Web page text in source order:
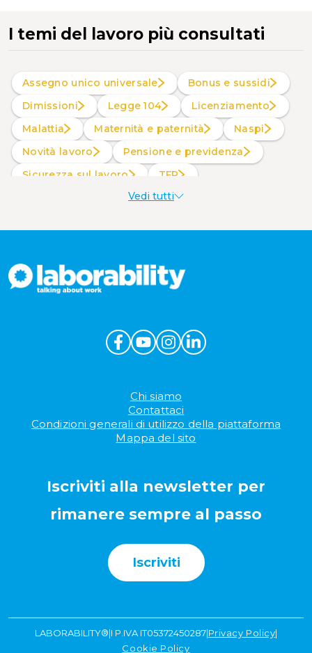
I temi del lavoro più consultati
Assegno unico universale
Bonus e sussidi
Dimissioni
Legge 104
Licenziamento
Malattia
Maternità e paternità
Naspi
Novità lavoro
Pensione e previdenza
Sicurezza sul lavoro
TFR
Vedi tutti
Chi siamo
Contattaci
Condizioni generali di utilizzo della piattaforma
Mappa del sito
Iscriviti alla newsletter per
rimanere sempre al passo
Iscriviti
LABORABILITY®|I P.IVA IT05372450287|Privacy Policy|
Cookie Policy